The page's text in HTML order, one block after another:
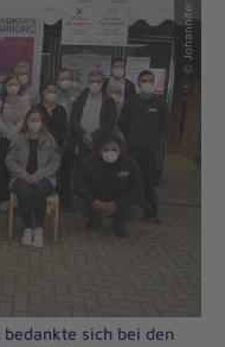
© Johanniter
sich bei den